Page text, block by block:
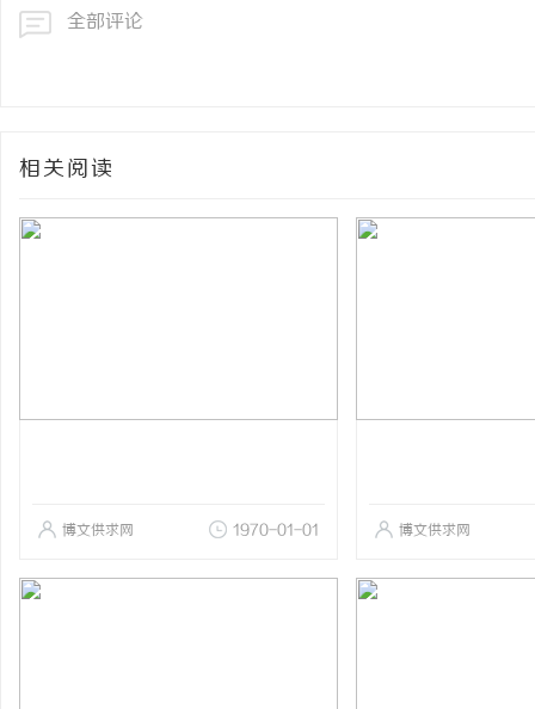
全部评论
相关阅读
博文供求网 1970-01-01 博文供求网